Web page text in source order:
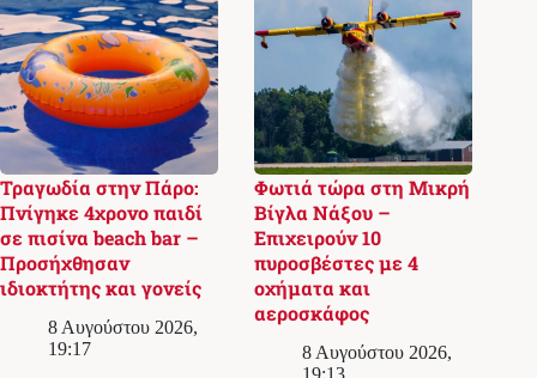
Τραγωδία στην Πάρο:
Πνίγηκε 4χρονο παιδί
σε πισίνα beach bar –
Προσήχθησαν
ιδιοκτήτης και γονείς
8 Αυγούστου 2026,
19:17
Φωτιά τώρα στη Μικρή
Βίγλα Νάξου –
Επιχειρούν 10
πυροσβέστες με 4
οχήματα και
αεροσκάφος
8 Αυγούστου 2026,